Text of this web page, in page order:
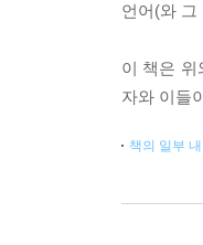
언어(와 그
이 책은 위
자와 이들
책의 일부